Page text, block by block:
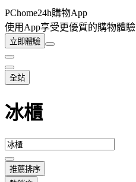
PChome24h購物App
使用App享受更優質的購物體驗
立即體驗
全站
冰櫃
推薦排序